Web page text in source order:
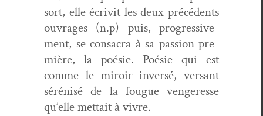
sort, elle écriv­it les deux précé­dents
ouvrages (n.p) puis, pro­gres­sive­
ment, se con­sacra à sa pas­sion pre­
mière, la poésie. Poésie qui est
comme le miroir inver­sé, ver­sant
sérénisé de la fougue ven­ger­esse
qu’elle met­tait à vivre.